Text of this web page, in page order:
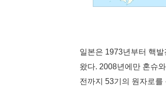
일본은 1973년부터 핵
왔다. 2008년에만 혼슈
전까지 53기의 원자로